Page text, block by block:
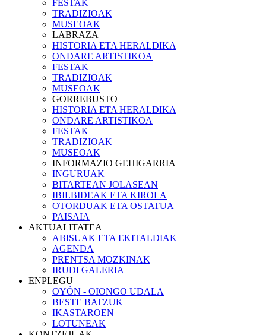
FESTAK
TRADIZIOAK
MUSEOAK
LABRAZA
HISTORIA ETA HERALDIKA
ONDARE ARTISTIKOA
FESTAK
TRADIZIOAK
MUSEOAK
GORREBUSTO
HISTORIA ETA HERALDIKA
ONDARE ARTISTIKOA
FESTAK
TRADIZIOAK
MUSEOAK
INFORMAZIO GEHIGARRIA
INGURUAK
BITARTEAN JOLASEAN
IBILBIDEAK ETA KIROLA
OTORDUAK ETA OSTATUA
PAISAIA
AKTUALITATEA
ABISUAK ETA EKITALDIAK
AGENDA
PRENTSA MOZKINAK
IRUDI GALERIA
ENPLEGU
OYÓN - OIONGO UDALA
BESTE BATZUK
IKASTAROEN
LOTUNEAK